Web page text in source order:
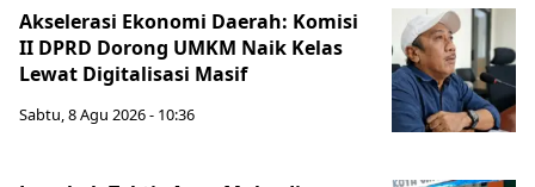
Akselerasi Ekonomi Daerah: Komisi
II DPRD Dorong UMKM Naik Kelas
Lewat Digitalisasi Masif
Sabtu, 8 Agu 2026 - 10:36